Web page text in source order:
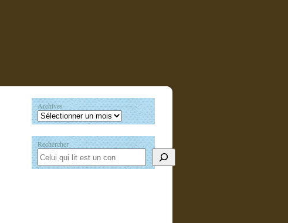
Archives
Rechercher